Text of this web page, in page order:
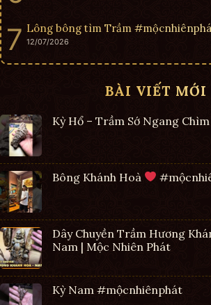
Lông bông tìm Trầm
12/07/2026
BÀI VIẾT MỚI
Kỳ Hổ – Trầm Sớ Ngang
Bông Khánh Hoà
Dây Chuyền Trầm Hương
Nam | Mộc Nhiên Phát
Kỳ Nam #mộcnhiênphát